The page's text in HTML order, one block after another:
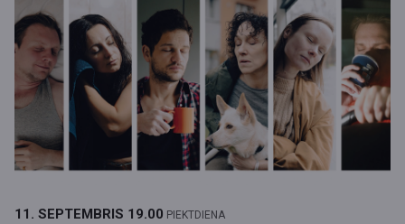
11. SEPTEMBRIS 19.00 PIEKTDIENA